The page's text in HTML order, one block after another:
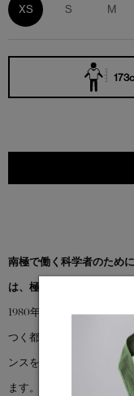
XS S M
南極で働く科学者のため
は、極寒の環境でも暖か
1980年代にマクマード基
つく都市の街歩きから未
ンスを発揮。毎年、米国
ます。リサイクルオーガ